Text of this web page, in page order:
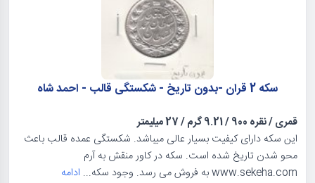
سکه 2 قران -بدون تاریخ - شکستگی قالب - احمد شاه
قمری/نقره 900 /9.21 گرم /27 میلیمتر
این سکه دارای کیفیت بسیار عالی میباشد. شکستگی عمده قالب باعث
محو شدن تاریخ شده است. سکه در کاور منقش به آرم
www.sekeha.com به فروش می رسد. وجود سکه...
ادامه